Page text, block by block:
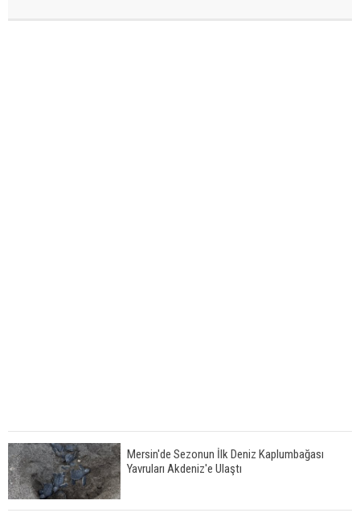
Mersin'de Sezonun İlk Deniz Kaplumbağası
Yavruları Akdeniz'e Ulaştı